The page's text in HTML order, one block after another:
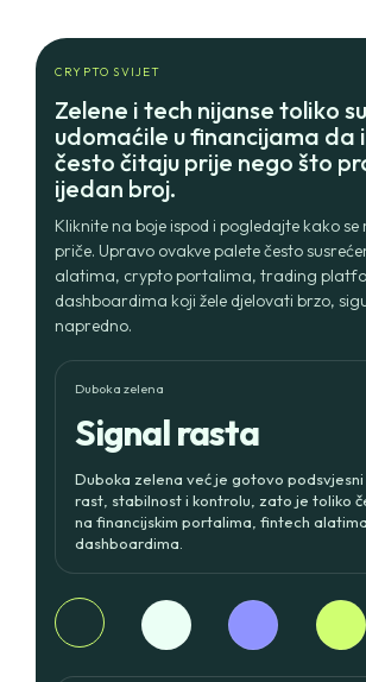
Home
CRYPTO SVIJET
Zelene i tech nijanse toliko
udomaćile u financijama da
često čitaju prije nego što
ijedan broj.
Kliknite na boje ispod i pogledajte kako
priče. Upravo ovakve palete često
alatima, crypto portalima, trading
dashboardima koji žele djelovati brzo,
napredno.
Duboka zelena
Signal rasta
Duboka zelena već je gotovo podsvjesni
rast, stabilnost i kontrolu, zato je toliko
na financijskim portalima, fintech
dashboardima.